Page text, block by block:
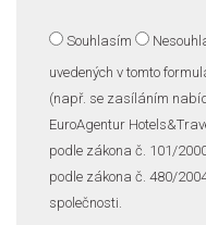
Souhlasím
uvedených v tomto
(např. se zasíláním
EuroAgentur
podle zákona č. 101/
podle zákona č. 480/
společnosti.